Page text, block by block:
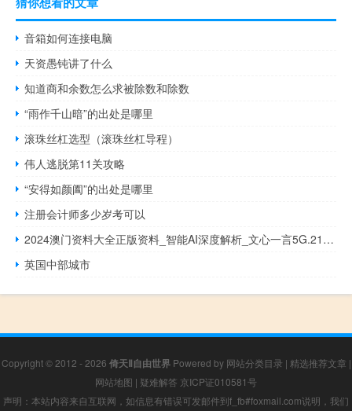
音箱如何连接电脑
天资愚钝讲了什么
知道商和余数怎么求被除数和除数
“雨作千山暗”的出处是哪里
滚珠丝杠选型（滚珠丝杠导程）
伟人逃脱第11关攻略
“安得如颜阖”的出处是哪里
注册会计师多少岁考可以
2024澳门资料大全正版资料_智能AI深度解析_文心一言5G.213.1.577
英国中部城市
Copyright © 2012 - 2026 倚天Ⅱ自由世界Powered by 网站分类目录 | 精选推荐文章 |
网站地图 | 疑难解答 京ICP证010581号
声明：本站内容来自互联网，如信息有错误可发邮件到f_fb#foxmail.com说明，我们